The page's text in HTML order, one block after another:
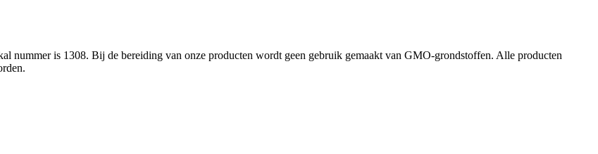
nummer is 1308. Bij de bereiding van onze producten wordt geen gebruik gemaakt van GMO-grondstoffen. Alle producten